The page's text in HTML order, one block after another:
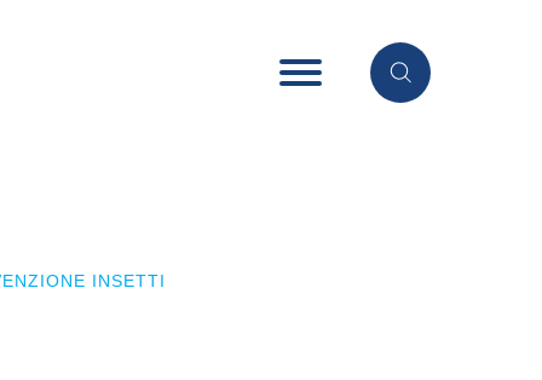
INSETTI